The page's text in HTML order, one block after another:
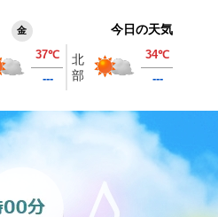
金 今日の天気